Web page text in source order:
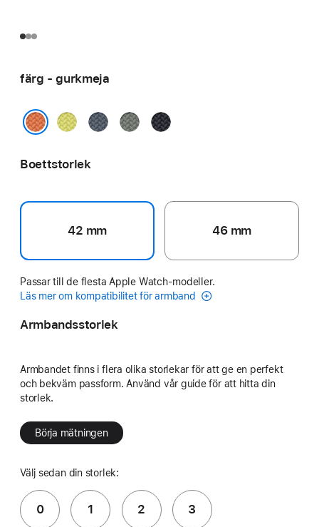
färg - gurkmeja
neongulankarblågrågrönmidnatt
Boettstorlek
42 mm 46 mm
Passar till de flesta Apple Watch-modeller.
Läs mer om kompatibilitet för armband
Armbandsstorlek
Armbandet finns i flera olika storlekar för att ge en perfekt
och bekväm passform. Använd vår guide för att hitta din
storlek.
Börja mätningen
Välj sedan din storlek:
0 1 2 3